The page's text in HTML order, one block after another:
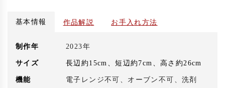
基本情報 作品解説 お手入れ方法
制作年 2023年
サイズ 長辺約15cm、短辺約7cm、高さ約26cm
機能
電子レンジ不可、オーブン不可、洗剤